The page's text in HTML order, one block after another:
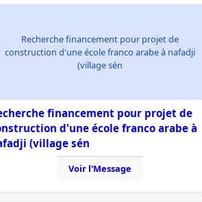
Recherche financement pour projet de
construction d'une école franco arabe à nafadji
(village sén
financement pour projet de
d'une école franco arabe à
(village sén
Voir l'Message